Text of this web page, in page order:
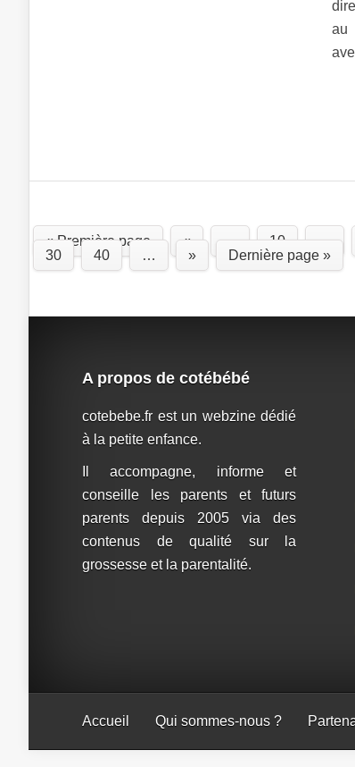
au
« Première page « … 10 …
30
40 … » Dernière page »
A propos de cotébébé
cotebebe.fr est un webzine dédié
à la petite enfance.
Il accompagne, informe et
conseille les parents et futurs
parents depuis 2005 via des
contenus de qualité sur la
grossesse et la parentalité.
Accueil Qui sommes-nous ?